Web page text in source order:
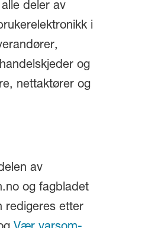
deler av
i
og
nettaktører og
av
og fagbladet
redigeres etter